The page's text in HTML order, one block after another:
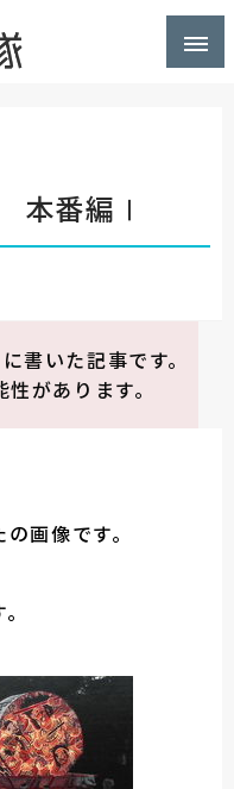
番編Ⅰ
に書いた記事です。
があります。
画像です。